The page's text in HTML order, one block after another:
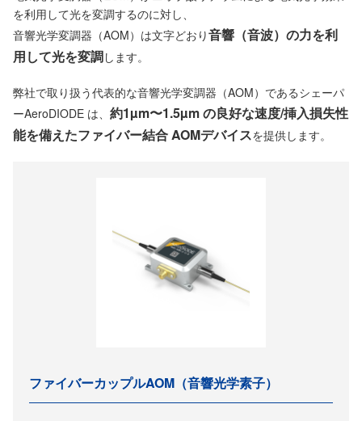
を利用して光を変調するのに対し、
音響光学変調器（AOM）は文字どおり音響（音波）の力を利
用して光を変調します。
弊社で取り扱う代表的な音響光学変調器（AOM）であるシェーパ
ーAeroDIODE は、 約1µm〜1.5µm の良好な速度/挿入損失性
能を備えたファイバー結合 AOMデバイスを提供します。
ファイバーカップルAOM（音響光学素子）